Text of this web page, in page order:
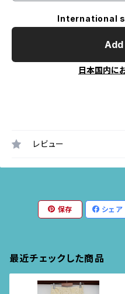
International
日本国内に
レビュー
保存 シェア
最近チェックした商品